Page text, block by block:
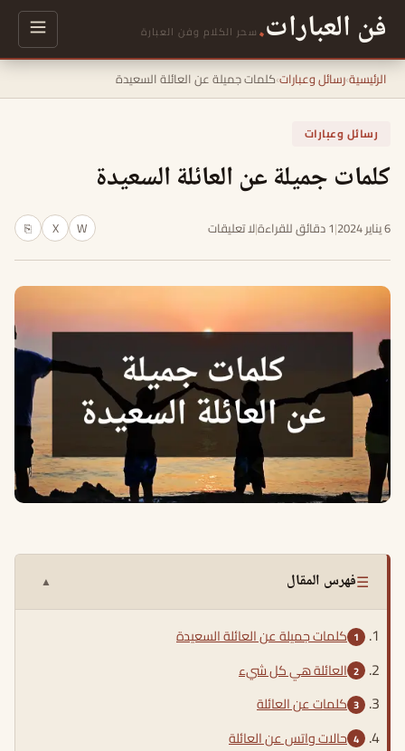
فن العبارات. سحر الكلام وفن العبارة
الرئيسية›رسائل وعبارات›كلمات جميلة عن العائلة السعيدة
رسائل وعبارات
كلمات جميلة عن العائلة السعيدة
6 يناير 2024 |1 دقائق للقراءة |لا تعليقات W
X
⎘
☰فهرس المقال ▲
كلمات جميلة عن العائلة السعيدة
العائلة هي كل شيء
كلمات عن العائلة
حالات واتس عن العائلة